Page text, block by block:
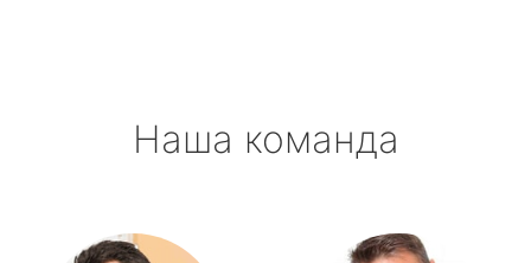
Наша команда